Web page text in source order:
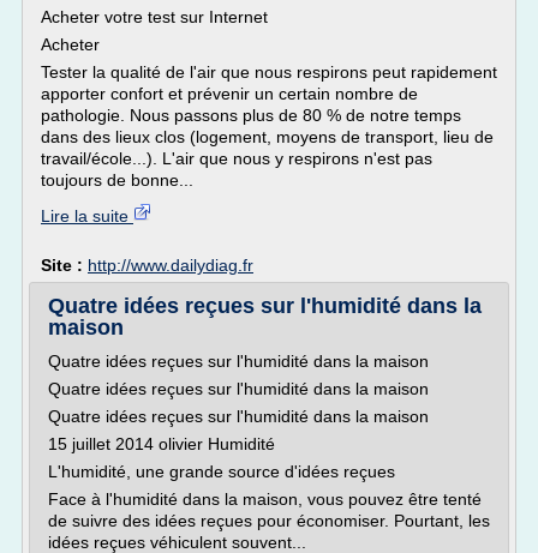
Acheter votre test sur Internet
Acheter
Tester la qualité de l'air que nous respirons peut rapidement
apporter confort et prévenir un certain nombre de
pathologie. Nous passons plus de 80 % de notre temps
dans des lieux clos (logement, moyens de transport, lieu de
travail/école...). L'air que nous y respirons n'est pas
toujours de bonne...
Lire la suite
Site : http://www.dailydiag.fr
Quatre idées reçues sur l'humidité dans la
maison
Quatre idées reçues sur l'humidité dans la maison
Quatre idées reçues sur l'humidité dans la maison
Quatre idées reçues sur l'humidité dans la maison
15 juillet 2014 olivier Humidité
L'humidité, une grande source d'idées reçues
Face à l'humidité dans la maison, vous pouvez être tenté
de suivre des idées reçues pour économiser. Pourtant, les
idées reçues véhiculent souvent...